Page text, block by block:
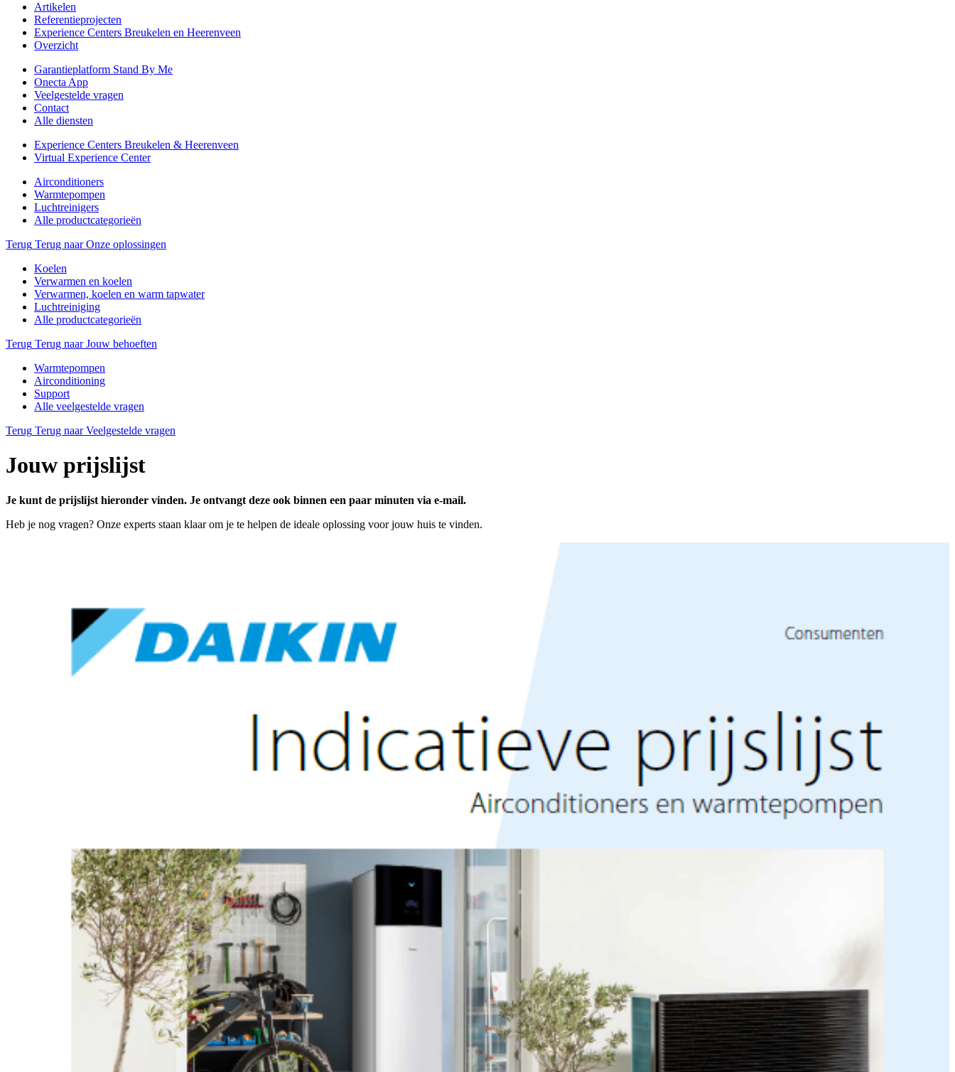
Artikelen
Referentieprojecten
Experience Centers Breukelen en Heerenveen
Overzicht
Garantieplatform Stand By Me
Onecta App
Veelgestelde vragen
Contact
Alle diensten
Experience Centers Breukelen & Heerenveen
Virtual Experience Center
Airconditioners
Warmtepompen
Luchtreinigers
Alle productcategorieën
Terug Terug naar Onze oplossingen
Koelen
Verwarmen en koelen
Verwarmen, koelen en warm tapwater
Luchtreiniging
Alle productcategorieën
Terug Terug naar Jouw behoeften
Warmtepompen
Airconditioning
Support
Alle veelgestelde vragen
Terug Terug naar Veelgestelde vragen
Jouw prijslijst
Je kunt de prijslijst hieronder vinden. Je ontvangt deze ook binnen een paar minuten via e-mail.
Heb je nog vragen? Onze experts staan klaar om je te helpen de ideale oplossing voor jouw huis te vinden.